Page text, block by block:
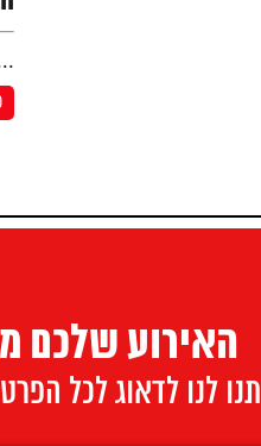
האירוע שלכם
תנו לנו לדאוג לכל